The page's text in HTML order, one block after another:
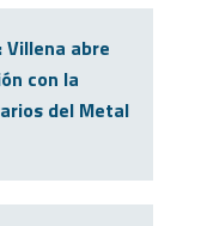
Villena abre
con la
del Metal